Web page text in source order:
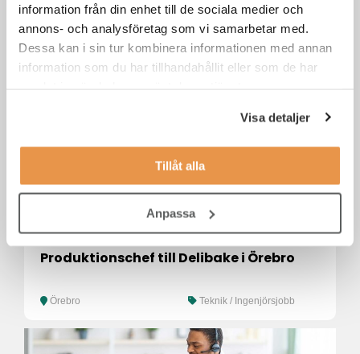
information från din enhet till de sociala medier och
annons- och analysföretag som vi samarbetar med.
Dessa kan i sin tur kombinera informationen med annan
information som du har tillhandahållit eller som de har
Visa detaljer
Tillåt alla
Anpassa
Sundsvall
Sundsvall Försäljning / säljjobb
Produktionschef till Delibake i Örebro
Örebro Teknik / Ingenjörsjobb